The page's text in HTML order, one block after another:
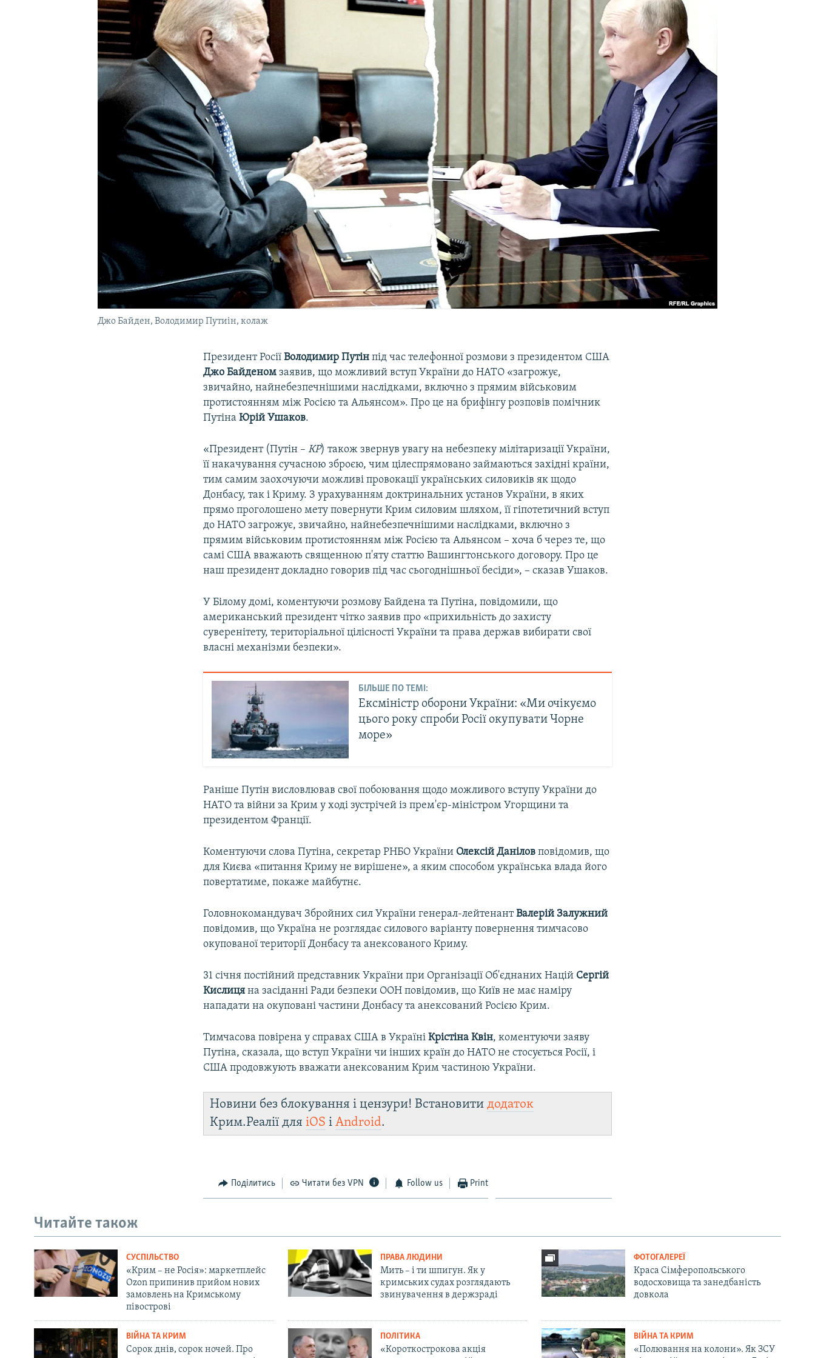
УКРАЇНСЬКА ПРОБЛЕМА КРИМУ
Джо Байден, Володимир Путиін, колаж
Президент РосіїВолодимир Путін під час телефонної розмови з президентом США
Джо Байденом заявив, що можливий вступ України до НАТО «загрожує,
звичайно, найнебезпечнішими наслідками, включно з прямим військовим
протистоянням між Росією та Альянсом». Про це на брифінгу розповів помічник
ПутінаЮрій Ушаков.
«Президент (Путін –КР) також звернув увагу на небезпеку мілітаризації України,
її накачування сучасною зброєю, чим цілеспрямовано займаються західні країни,
тим самим заохочуючи можливі провокації українських силовиків як щодо
Донбасу, так і Криму. З урахуванням доктринальних установ України, в яких
прямо проголошено мету повернути Крим силовим шляхом, її гіпотетичний вступ
до НАТО загрожує, звичайно, найнебезпечнішими наслідками, включно з
прямим військовим протистоянням між Росією та Альянсом – хоча б через те, що
самі США вважають священною п'яту статтю Вашингтонського договору. Про це
наш президент докладно говорив під час сьогоднішньої бесіди», – сказав Ушаков.
У Білому домі, коментуючи розмову Байдена та Путіна, повідомили, що
американський президент чітко заявив про «прихильність до захисту
суверенітету, територіальної цілісності України та права держав вибирати свої
власні механізми безпеки».
БІЛЬШЕ ПО ТЕМІ:
Ексміністр оборони України: «Ми очікуємо
цього року спроби Росії окупувати Чорне
море»
Раніше Путін висловлював свої побоювання щодо можливого вступу України до
НАТО та війни за Крим у ході зустрічей із прем'єр-міністром Угорщини та
президентом Франції.
Коментуючи слова Путіна, секретар РНБО України Олексій Данілов повідомив, що
для Києва «питання Криму не вирішене», а яким способом українська влада його
повертатиме, покаже майбутнє.
Головнокомандувач Збройних сил України генерал-лейтенантВалерій Залужний
повідомив, що Україна не розглядає силового варіанту повернення тимчасово
окупованої території Донбасу та анексованого Криму.
31 січня постійний представник України при Організації Об'єднаних Націй Сергій
Кислицяна засіданні Ради безпеки ООН повідомив, що Київ не має наміру
нападати на окуповані частини Донбасу та анексований Росією Крим.
Тимчасова повірена у справах США в Україні Крістіна Квін, коментуючи заяву
Путіна, сказала, що вступ України чи інших країн до НАТО не стосується Росії, і
США продовжують вважати анексованим Крим частиною України.
Новини без блокування і цензури! Встановитидодаток
Крим.Реалії дляiOS іAndroid.
Поділитись Читати без VPN Follow us Print
Читайте також
СУСПІЛЬСТВО
«Крим – не Росія»: маркетплейс
Ozon припинив прийом нових
замовлень на Кримському
півострові
ПРАВА ЛЮДИНИ
Мить – і ти шпигун. Як у
кримських судах розглядають
звинувачення в держзраді
ФОТОГАЛЕРЕЇ
Краса Сімферопольського
водосховища та занедбаність
довкола
ВІЙНА ТА КРИМ
Сорок днів, сорок ночей. Про
ПОЛІТИКА
«Короткострокова акція
ВІЙНА ТА КРИМ
«Полювання на колони». Як ЗСУ